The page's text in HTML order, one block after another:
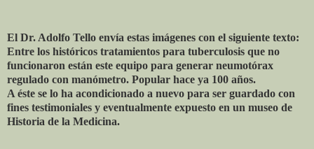
El Dr. Adolfo Tello envía estas imágenes con el siguiente texto:
Entre los históricos tratamientos para tuberculosis que no
funcionaron están este equipo para generar neumotórax
regulado con manómetro. Popular hace ya 100 años.
A éste se lo ha acondicionado a nuevo para ser guardado con
fines testimoniales y eventualmente expuesto en un museo de
Historia de la Medicina.